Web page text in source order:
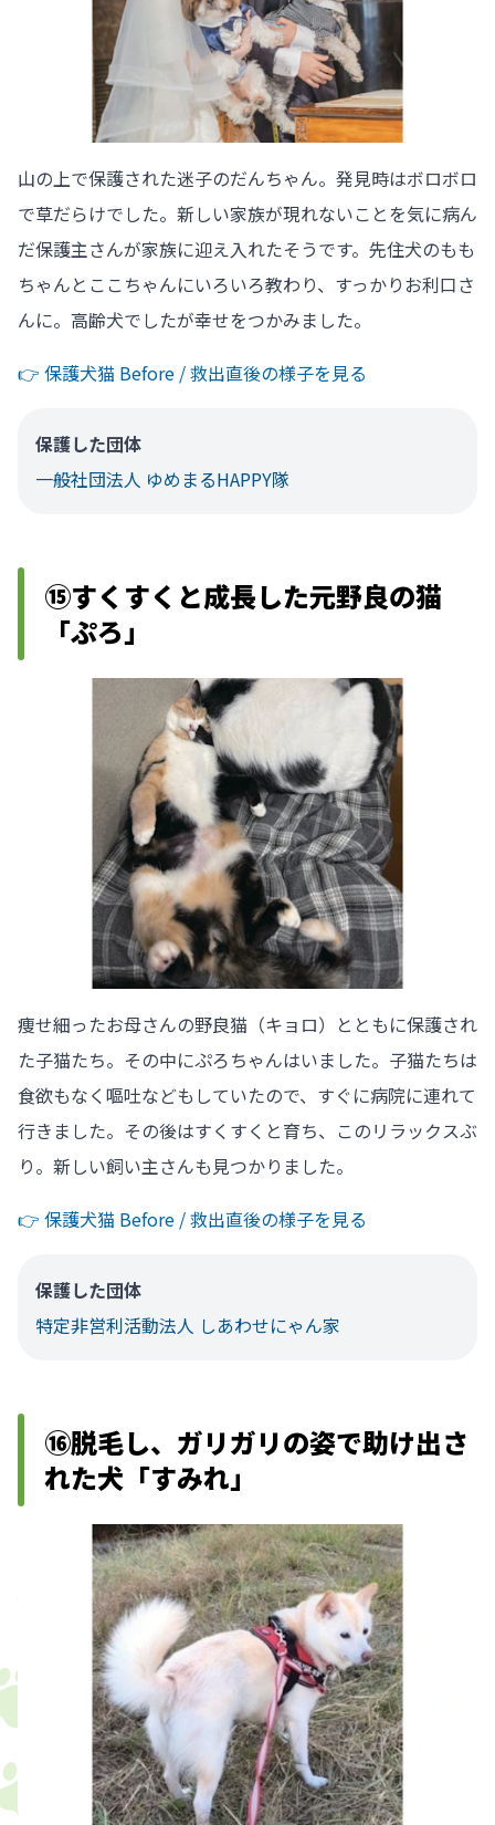
山の上で保護された迷子のだんちゃん。発見時はボロボロ
で草だらけでした。新しい家族が現れないことを気に病ん
だ保護主さんが家族に迎え入れたそうです。先住犬のもも
ちゃんとここちゃんにいろいろ教わり、すっかりお利口さ
んに。高齢犬でしたが幸せをつかみました。
👉️ 保護犬猫 Before / 救出直後の様子を見る
保護した団体
一般社団法人 ゆめまるHAPPY隊
⑮すくすくと成長した元野良の猫
「ぷろ」
痩せ細ったお母さんの野良猫（キョロ）とともに保護され
た子猫たち。その中にぷろちゃんはいました。子猫たちは
食欲もなく嘔吐などもしていたので、すぐに病院に連れて
行きました。その後はすくすくと育ち、このリラックスぶ
り。新しい飼い主さんも見つかりました。
👉️ 保護犬猫 Before / 救出直後の様子を見る
保護した団体
特定非営利活動法人 しあわせにゃん家
⑯脱毛し、ガリガリの姿で助け出さ
れた犬「すみれ」